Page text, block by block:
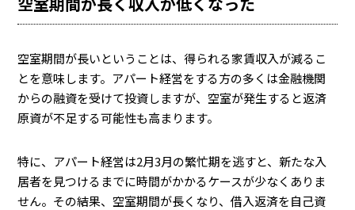
空室期間が長いということは、得られる家賃収入が減るこ
とを意味します。アパート経営をする方の多くは金融機関
からの融資を受けて投資しますが、空室が発生すると返済
原資が不足する可能性も高まります。
特に、アパート経営は2月3月の繁忙期を逃すと、新たな入
居者を見つけるまでに時間がかかるケースが少なくありま
せん。その結果、空室期間が長くなり、借入返済を自己資